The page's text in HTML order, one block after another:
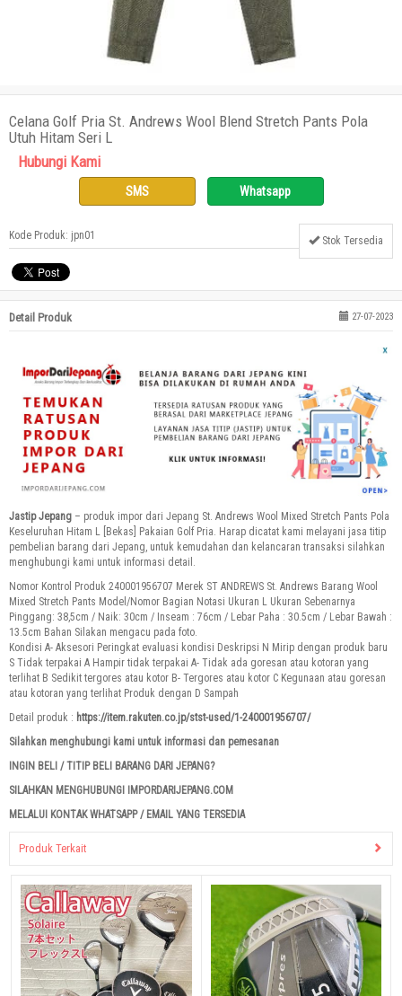
Celana Golf Pria St. Andrews Wool Blend Stretch Pants Pola
Utuh Hitam Seri L
Hubungi Kami
SMS Whatsapp
Kode Produk: jpn01 Stok Tersedia
Detail Produk 27-07-2023
Jastip Jepang – produk impor dari Jepang St. Andrews Wool Mixed Stretch Pants Pola
Keseluruhan Hitam L [Bekas] Pakaian Golf Pria. Harap dicatat kami melayani jasa titip
pembelian barang dari Jepang, untuk kemudahan dan kelancaran transaksi silahkan
menghubungi kami untuk informasi detail.
Nomor Kontrol Produk 240001956707 Merek ST ANDREWS St. Andrews Barang Wool
Mixed Stretch Pants Model/Nomor Bagian Notasi Ukuran L Ukuran Sebenarnya
Pinggang: 38,5cm / Naik: 30cm / Inseam : 76cm / Lebar Paha : 30.5cm / Lebar Bawah :
13.5cm Bahan Silakan mengacu pada foto.
Kondisi A- Aksesori Peringkat evaluasi kondisi Deskripsi N Mirip dengan produk baru
S Tidak terpakai A Hampir tidak terpakai A- Tidak ada goresan atau kotoran yang
terlihat B Sedikit tergores atau kotor B- Tergores atau kotor C Kegunaan atau goresan
atau kotoran yang terlihat Produk dengan D Sampah
Detail produk : https://item.rakuten.co.jp/stst-used/1-240001956707/
Silahkan menghubungi kami untuk informasi dan pemesanan
INGIN BELI / TITIP BELI BARANG DARI JEPANG?
SILAHKAN MENGHUBUNGI IMPORDARIJEPANG.COM
MELALUI KONTAK WHATSAPP / EMAIL YANG TERSEDIA
Produk Terkait